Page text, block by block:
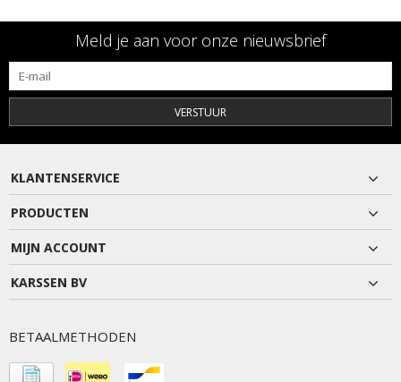
Meld je aan voor onze nieuwsbrief
VERSTUUR
KLANTENSERVICE
PRODUCTEN
MIJN ACCOUNT
KARSSEN BV
BETAALMETHODEN